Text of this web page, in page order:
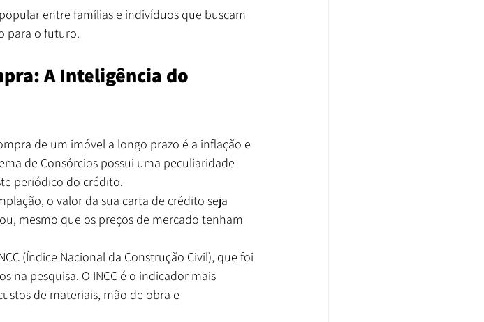
entre famílias e indivíduos que buscam
para o futuro.
A Inteligência do
de um imóvel a longo prazo é a inflação e
de Consórcios possui uma peculiaridade
periódico do crédito.
o valor da sua carta de crédito seja
mesmo que os preços de mercado tenham
(Índice Nacional da Construção Civil), que foi
na pesquisa. O INCC é o indicador mais
de materiais, mão de obra e